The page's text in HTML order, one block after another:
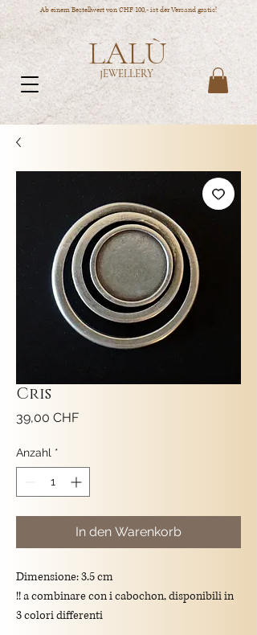
Ab einem Bestellwert von CHF 100,- ist der Versand gratis!
LALÙ
JEWELLERY
Cris
39,00 CHFPreis
Anzahl *
In den Warenkorb
Dimensione: 3.5 cm
!! a combinare con i cabochon, disponibili in
3 colori differenti